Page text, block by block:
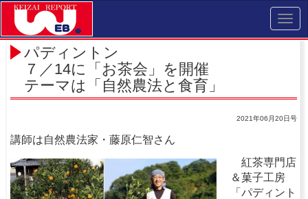
パディントン
７／14に「お茶会」を開催
テーマは「自然農法と食育」
2021年06月20日号
講師は自然農法家・藤原仁智さん
紅茶専門店
＆菓子工房
「パディント